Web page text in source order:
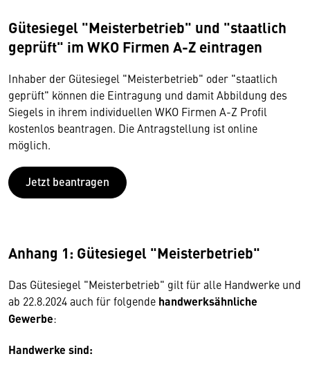
Gütesiegel "Meisterbetrieb" und "staatlich
geprüft" im WKO Firmen A-Z eintragen
Inhaber der Gütesiegel "Meisterbetrieb" oder "staatlich
geprüft" können die Eintragung und damit Abbildung des
Siegels in ihrem individuellen WKO Firmen A-Z Profil
kostenlos beantragen. Die Antragstellung ist online
möglich.
Jetzt beantragen
Anhang 1: Gütesiegel "Meisterbetrieb"
Das Gütesiegel "Meisterbetrieb" gilt für alle Handwerke und
ab 22.8.2024 auch für folgende handwerksähnliche
Gewerbe:
Handwerke sind: